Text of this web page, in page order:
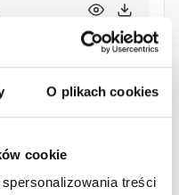
O plikach cookies
cookie
treści